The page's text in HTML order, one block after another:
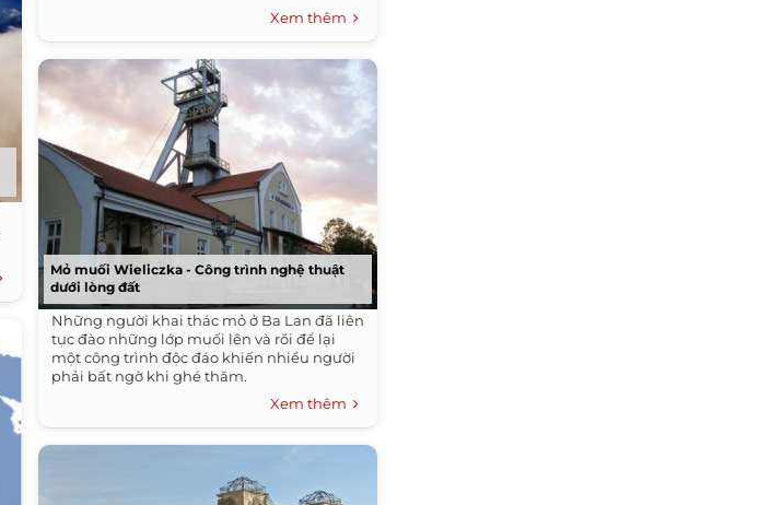
Xem thêm
Mỏ muối Wieliczka - Công trình nghệ thuật
dưới lòng đất
Những người khai thác mỏ ở Ba Lan đã liên
tục đào những lớp muối lên và rồi để lại
một công trình độc đáo khiến nhiều người
phải bất ngờ khi ghé thăm.
Xem thêm